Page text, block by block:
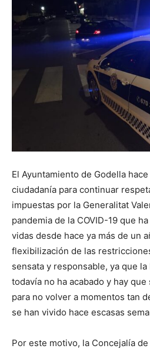
El Ayuntamiento de Godella
ciudadanía para continuar
impuestas por la Generalitat
pandemia de la COVID-19 que
vidas desde hace ya más de un
flexibilización de las
sensata y responsable, ya que
todavía no ha acabado y hay
para no volver a momentos tan
se han vivido hace escasas
Por este motivo, la Concejalía